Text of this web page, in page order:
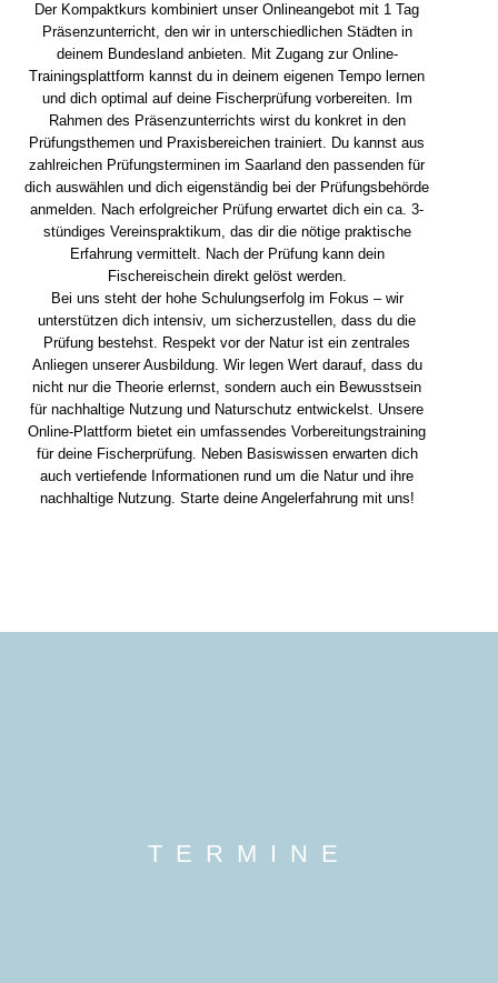
Der Kompaktkurs kombiniert unser Onlineangebot mit 1 Tag
Präsenzunterricht, den wir in unterschiedlichen Städten in
deinem Bundesland anbieten. Mit Zugang zur Online-
Trainingsplattform kannst du in deinem eigenen Tempo lernen
und dich optimal auf deine Fischerprüfung vorbereiten. Im
Rahmen des Präsenzunterrichts wirst du konkret in den
Prüfungsthemen und Praxisbereichen trainiert. Du kannst aus
zahlreichen Prüfungsterminen im Saarland den passenden für
dich auswählen und dich eigenständig bei der Prüfungsbehörde
anmelden. Nach erfolgreicher Prüfung erwartet dich ein ca. 3-
stündiges Vereinspraktikum, das dir die nötige praktische
Erfahrung vermittelt. Nach der Prüfung kann dein
Fischereischein direkt gelöst werden.
Bei uns steht der hohe Schulungserfolg im Fokus – wir
unterstützen dich intensiv, um sicherzustellen, dass du die
Prüfung bestehst. Respekt vor der Natur ist ein zentrales
Anliegen unserer Ausbildung. Wir legen Wert darauf, dass du
nicht nur die Theorie erlernst, sondern auch ein Bewusstsein
für nachhaltige Nutzung und Naturschutz entwickelst. Unsere
Online-Plattform bietet ein umfassendes Vorbereitungstraining
für deine Fischerprüfung. Neben Basiswissen erwarten dich
auch vertiefende Informationen rund um die Natur und ihre
nachhaltige Nutzung. Starte deine Angelerfahrung mit uns!
TERMINE